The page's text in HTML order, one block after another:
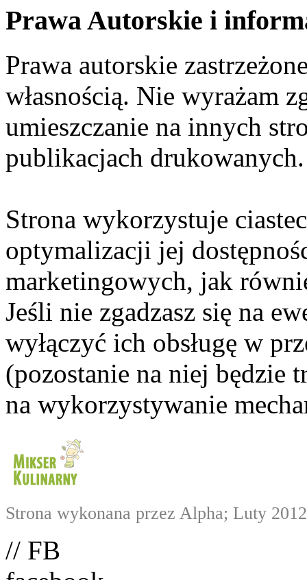
Prawa Autorskie i
Prawa autorskie
własnością. Nie wyrażam
umieszczanie na innych
publikacjach drukowanych.
Strona wykorzystuje
optymalizacji jej
marketingowych, jak
Jeśli nie zgadzasz się na
wyłączyć ich obsługę w
(pozostanie na niej będzie
na wykorzystywanie
Strona wykonana przez Alpha; Luty 2012
// FB